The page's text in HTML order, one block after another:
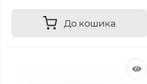
До кошика